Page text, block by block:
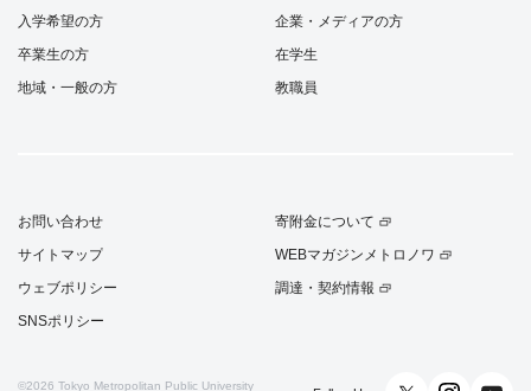
入学希望の方
卒業生の方
地域・一般の方
企業・メディアの方
在学生
教職員
お問い合わせ
サイトマップ
ウェブポリシー
SNSポリシー
寄附金について
WEBマガジンメトロノワ
調達・契約情報
©2026 Tokyo Metropolitan Public University